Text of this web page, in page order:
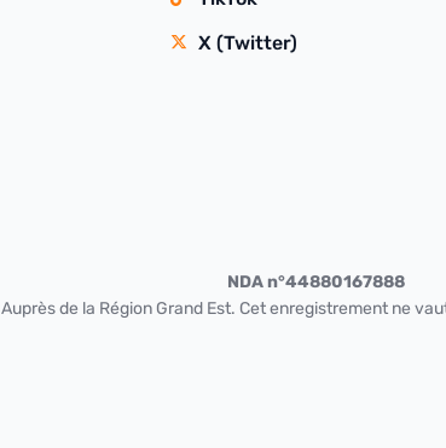
X (Twitter)
NDA n°44880167888
Auprès de la Région Grand Est. Cet enregistrement ne